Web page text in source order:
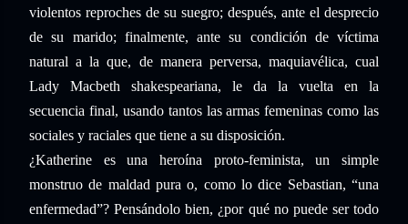
violentos reproches de su suegro; después, ante el desprecio
de su marido; finalmente, ante su condición de víctima
natural a la que, de manera perversa, maquiavélica, cual
Lady Macbeth shakespeariana, le da la vuelta en la
secuencia final, usando tantos las armas femeninas como las
sociales y raciales que tiene a su disposición.
¿Katherine es una heroína proto-feminista, un simple
monstruo de maldad pura o, como lo dice Sebastian, “una
enfermedad”? Pensándolo bien, ¿por qué no puede ser todo